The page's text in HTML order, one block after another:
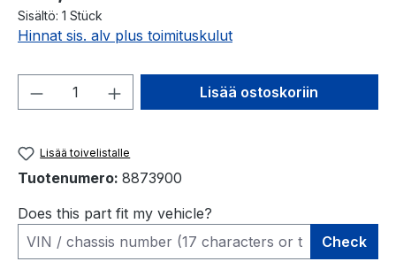
Sisältö: 1 Stück
Hinnat sis. alv plus toimituskulut
Tuotteen määrä: Anna haluamasi
Lisää ostoskoriin
Lisää toivelistalle
Tuotenumero: 8873900
Does this part fit my vehicle?
Check